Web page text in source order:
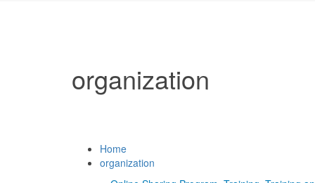
organization
Home
organization